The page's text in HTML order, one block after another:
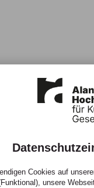
Cookies auf
unsere